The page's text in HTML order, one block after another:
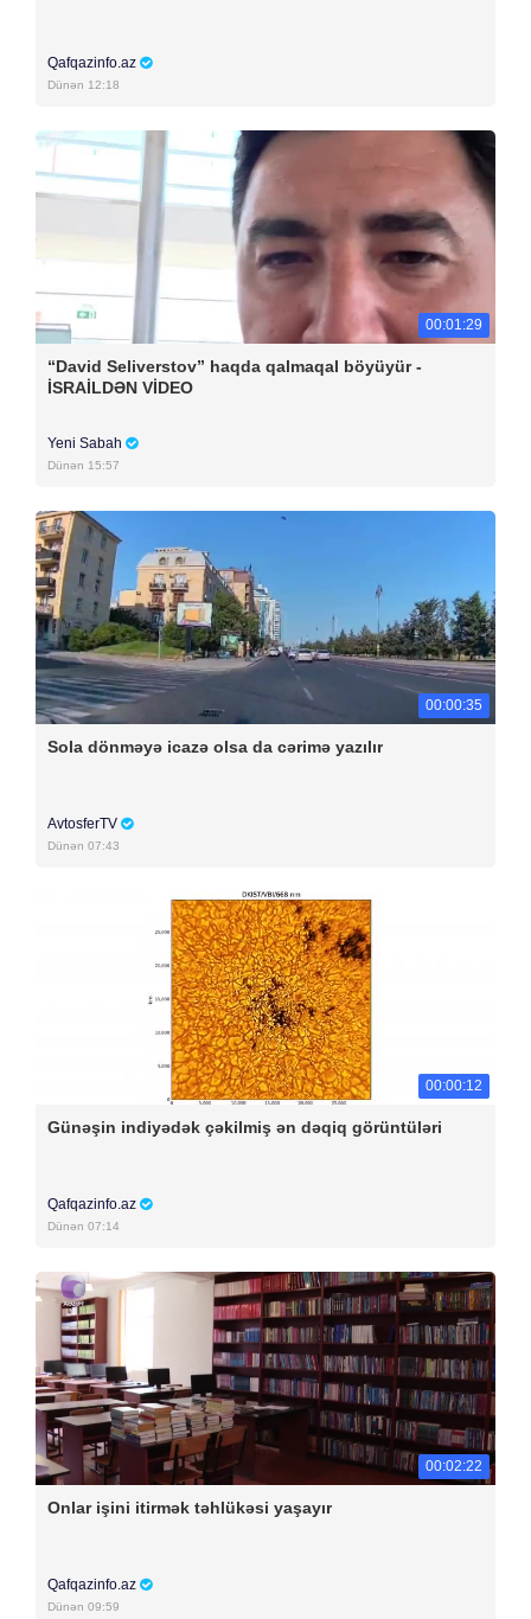
Qafqazinfo.az
Dünən 12:18
00:01:29
“David Seliverstov” haqda qalmaqal böyüyür -
İSRAİLDƏN VİDEO
Yeni Sabah
Dünən 15:57
00:00:35
Sola dönməyə icazə olsa da cərimə yazılır
AvtosferTV
Dünən 07:43
00:00:12
Günəşin indiyədək çəkilmiş ən dəqiq görüntüləri
Qafqazinfo.az
Dünən 07:14
00:02:22
Onlar işini itirmək təhlükəsi yaşayır
Qafqazinfo.az
Dünən 09:59